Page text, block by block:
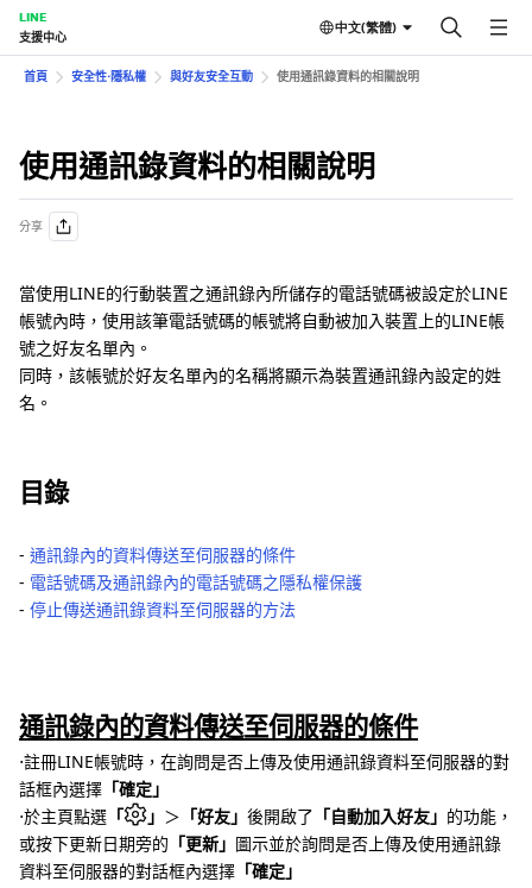
LINE
支援中心
中文(繁體)
首頁 安全性⋅隱私權 與好友安全互動 使用通訊錄資料的相關說明
使用通訊錄資料的相關說明
分享
當使用LINE的行動裝置之通訊錄內所儲存的電話號碼被設定於LINE
帳號內時，使用該筆電話號碼的帳號將自動被加入裝置上的LINE帳
號之好友名單內。
同時，該帳號於好友名單內的名稱將顯示為裝置通訊錄內設定的姓
名。
目錄
‐ 通訊錄內的資料傳送至伺服器的條件
‐ 電話號碼及通訊錄內的電話號碼之隱私權保護
‐ 停止傳送通訊錄資料至伺服器的方法
通訊錄內的資料傳送至伺服器的條件
⋅註冊LINE帳號時，在詢問是否上傳及使用通訊錄資料至伺服器的對
話框內選擇 「確定」
⋅於主頁點選 「 」 ＞ 「好友」 後開啟了 「自動加入好友」 的功能，
或按下更新日期旁的 「更新」 圖示並於詢問是否上傳及使用通訊錄
資料至伺服器的對話框內選擇 「確定」